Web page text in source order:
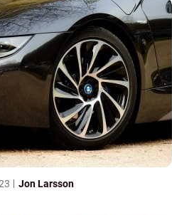
Jon Larsson